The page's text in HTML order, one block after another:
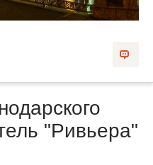
"Ривьера"